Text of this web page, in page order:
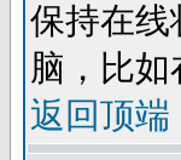
保持在线
脑，比
返回顶端